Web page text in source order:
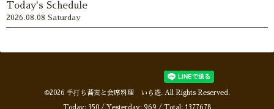
Today's Schedule
2026.08.08 Saturday
©2026 手打ち蕎麦と会席料理 いち遊. All Rights Reserved.
Today: 350/ Yesterday: 969 / Total: 1377678